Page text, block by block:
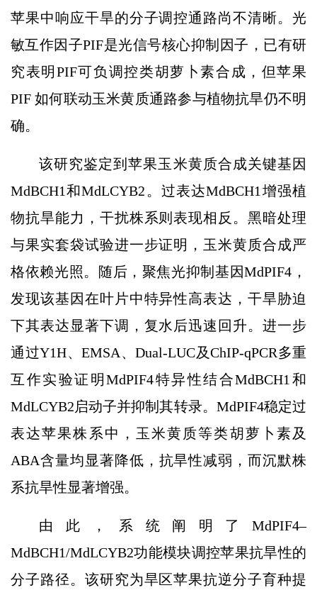
苹果中响应干旱的分子调控通路尚不清晰。光
敏互作因子PIF是光信号核心抑制因子，已有研
究表明PIF可负调控类胡萝卜素合成，但苹果
PIF 如何联动玉米黄质通路参与植物抗旱仍不明
确。
该研究鉴定到苹果玉米黄质合成关键基因
MdBCH1和MdLCYB2。过表达MdBCH1增强植
物抗旱能力，干扰株系则表现相反。黑暗处理
与果实套袋试验进一步证明，玉米黄质合成严
格依赖光照。随后，聚焦光抑制基因MdPIF4，
发现该基因在叶片中特异性高表达，干旱胁迫
下其表达显著下调，复水后迅速回升。进一步
通过Y1H、EMSA、Dual-LUC及ChIP-qPCR多重
互作实验证明MdPIF4特异性结合MdBCH1和
MdLCYB2启动子并抑制其转录。MdPIF4稳定过
表达苹果株系中，玉米黄质等类胡萝卜素及
ABA含量均显著降低，抗旱性减弱，而沉默株
系抗旱性显著增强。
由此，系统阐明了MdPIF4–
MdBCH1/MdLCYB2功能模块调控苹果抗旱性的
分子路径。该研究为旱区苹果抗逆分子育种提